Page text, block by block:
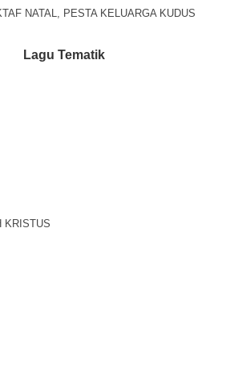
NATAL, PESTA KELUARGA KUDUS
Lagu Tematik
KRISTUS